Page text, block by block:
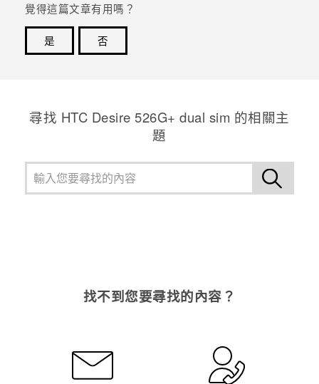
覺得這篇文章有用嗎？
是
否
尋找 HTC Desire 526G+ dual sim 的相關主
題
找不到您要尋找的內容？